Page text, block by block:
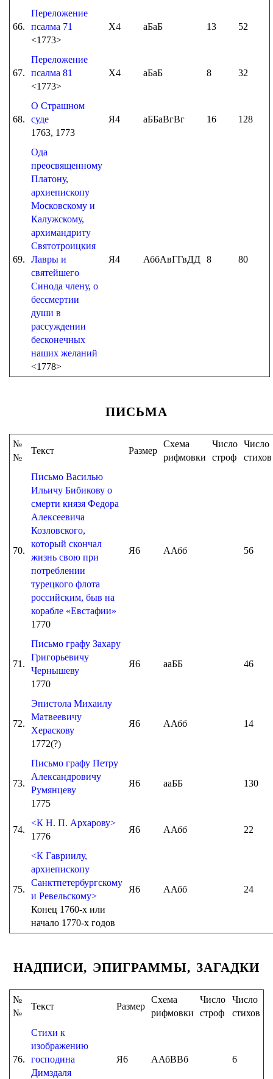
66.
Переложение
псалма 71
<1773>
Х4 аБаБ 13 52
67.
Переложение
псалма 81
<1773>
Х4 аБаБ 8 32
68.
О Страшном
суде
1763, 1773
Я4 аББаВгВг 16 128
69.
Ода
преосвященному
Платону,
архиепископу
Московскому и
Калужскому,
архимандриту
Святотроицкия
Лавры и
святейшего
Синода члену, о
бессмертии
души в
рассуждении
бесконечных
наших желаний
<1778>
Я4 АббАвГГвДД 8 80
ПИСЬМА
№
№
Текст Размер
Схема
рифмовки
Число
строф
Число
стихов
70.
Письмо Василью
Ильичу Бибикову о
смерти князя Федора
Алексеевича
Козловского,
который скончал
жизнь свою при
потреблении
турецкого флота
российским, быв на
корабле «Евстафии»
1770
Я6 ААбб 56
71.
Письмо графу Захару
Григорьевичу
Чернышеву
1770
Я6 ааББ 46
72.
Эпистола Михаилу
Матвеевичу
Хераскову
1772(?)
Я6 ААбб 14
73.
Письмо графу Петру
Александровичу
Румянцеву
1775
Я6 ааББ 130
74.
<К H. П. Архарову>
1776
Я6 ААбб 22
75.
<К Гавриилу,
архиепископу
Санктпетербургскому
и Ревельскому>
Конец 1760-х или
начало 1770-х годов
Я6 ААбб 24
НАДПИСИ, ЭПИГРАММЫ, ЗАГАДКИ
№
№
Текст Размер
Схема
рифмовки
Число
строф
Число
стихов
76.
Стихи к
изображению
господина
Димздаля
Я6 ААбВВб 6